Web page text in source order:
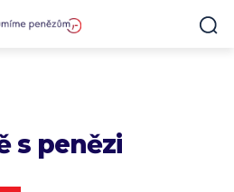
s penězi